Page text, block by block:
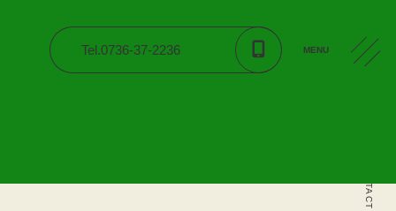
Tel.0736-37-2236 MENU
CONTACT